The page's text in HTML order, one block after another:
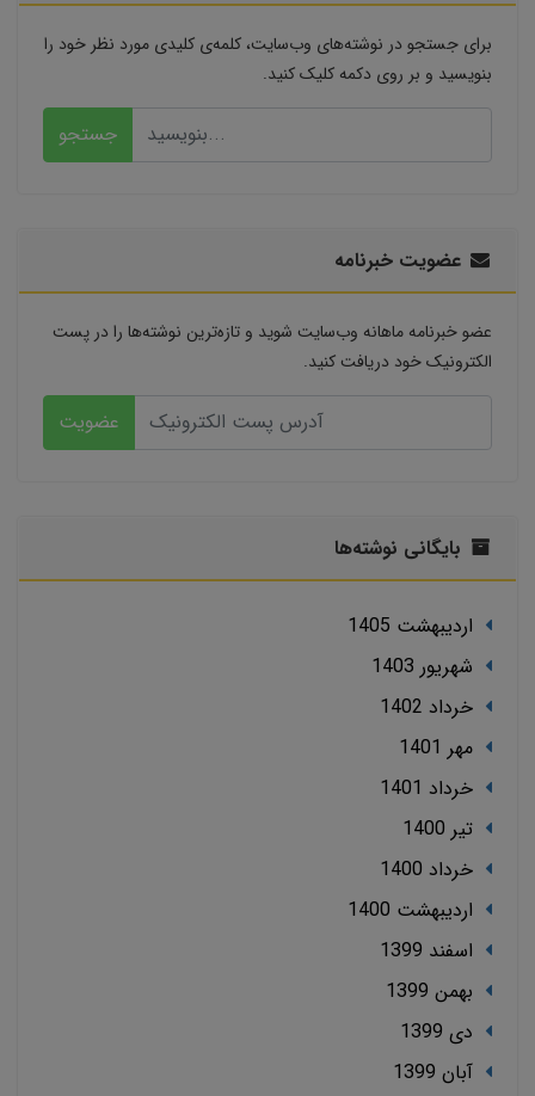
برای جستجو در نوشته‌های وب‌سایت، کلمه‌ی کلیدی مورد نظر خود را
بنویسید و بر روی دکمه کلیک کنید.
جستجو
عضویت خبرنامه
عضو خبرنامه ماهانه وب‌سایت شوید و تازه‌ترین نوشته‌ها را در پست
الکترونیک خود دریافت کنید.
عضویت
بایگانی نوشته‌ها
ارديبهشت 1405
شهریور 1403
خرداد 1402
مهر 1401
خرداد 1401
تير 1400
خرداد 1400
ارديبهشت 1400
اسفند 1399
بهمن 1399
دی 1399
آبان 1399